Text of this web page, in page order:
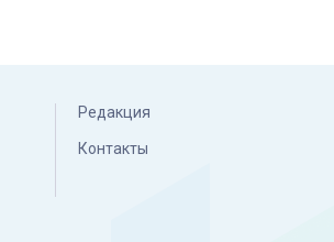
Редакция
Контакты